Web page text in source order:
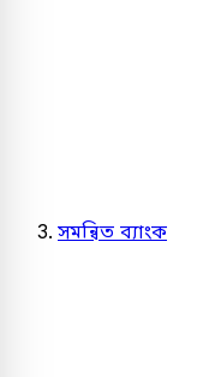
সমন্বিত ব্যাংক